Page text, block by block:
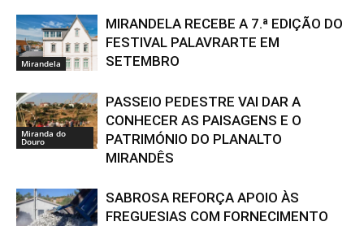
Mirandela
MIRANDELA RECEBE A 7.ª EDIÇÃO DO
FESTIVAL PALAVRARTE EM
SETEMBRO
Miranda do
Douro
PASSEIO PEDESTRE VAI DAR A
CONHECER AS PAISAGENS E O
PATRIMÓNIO DO PLANALTO
MIRANDÊS
SABROSA REFORÇA APOIO ÀS
FREGUESIAS COM FORNECIMENTO